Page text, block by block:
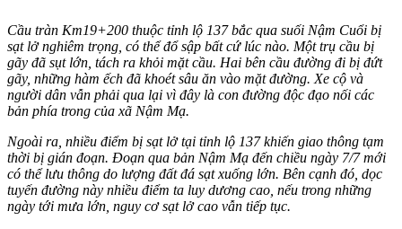
Cầu tràn Km19+200 thuộc tỉnh lộ 137 bắc qua suối Nậm Cuổi bị
sạt lở nghiêm trọng, có thể đổ sập bất cứ lúc nào. Một trụ cầu bị
gãy đã sụt lớn, tách ra khỏi mặt cầu. Hai bên cầu đường đi bị đứt
gãy, những hàm ếch đã khoét sâu ăn vào mặt đường. Xe cộ và
người dân vẫn phải qua lại vì đây là con đường độc đạo nối các
bản phía trong của xã Nậm Mạ.
Ngoài ra, nhiều điểm bị sạt lở tại tỉnh lộ 137 khiến giao thông tạm
thời bị gián đoạn. Đoạn qua bản Nậm Mạ đến chiều ngày 7/7 mới
có thể lưu thông do lượng đất đá sạt xuống lớn. Bên cạnh đó, dọc
tuyến đường này nhiều điểm ta luy dương cao, nếu trong những
ngày tới mưa lớn, nguy cơ sạt lở cao vẫn tiếp tục.